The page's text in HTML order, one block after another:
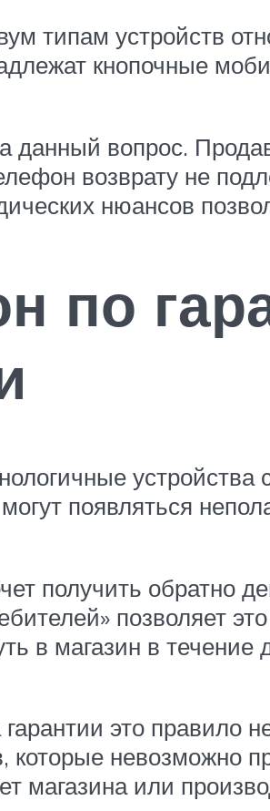
типам устройств
кнопочные
данный вопрос.
возврату не
нюансов
по
устройства
появляться
получить обратно
позволяет
в магазин в течение
это правило
которые невозможно
магазина или